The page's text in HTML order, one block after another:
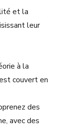
et la
leur
à la
couvert en
des
avec des